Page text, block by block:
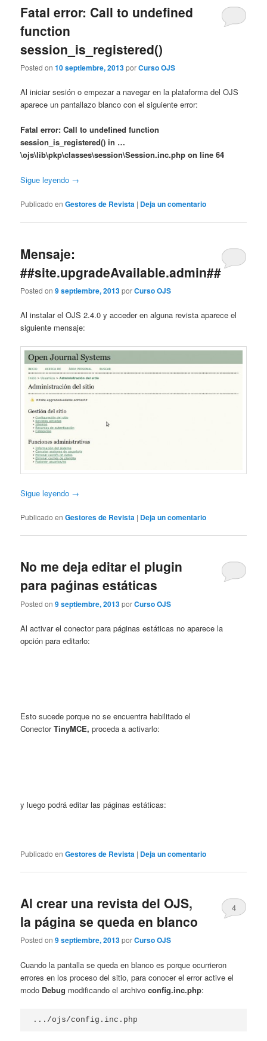
Fatal error: Call to undefined
function
session_is_registered()
Posted on10 septiembre, 2013porCurso OJS
Al iniciar sesión o empezar a navegar en la plataforma del OJS
aparece un pantallazo blanco con el siguiente error:
Fatal error: Call to undefined function
session_is_registered() in …
\ojs\lib\pkp\classes\session\Session.inc.php on line 64
Sigue leyendo →
Publicado en Gestores de Revista | Deja un comentario
Mensaje:
##site.upgradeAvailable.admin##
Posted on9 septiembre, 2013porCurso OJS
Al instalar el OJS 2.4.0 y acceder en alguna revista aparece el
siguiente mensaje:
Sigue leyendo →
Publicado en Gestores de Revista | Deja un comentario
No me deja editar el plugin
para paǵinas estáticas
Posted on9 septiembre, 2013porCurso OJS
Al activar el conector para páginas estáticas no aparece la
opción para editarlo:
Esto sucede porque no se encuentra habilitado el
ConectorTinyMCE,proceda a activarlo:
y luego podrá editar las páginas estáticas:
Publicado en Gestores de Revista | Deja un comentario
Al crear una revista del OJS,
la página se queda en blanco
Posted on9 septiembre, 2013porCurso OJS
4
Cuando la pantalla se queda en blanco es porque ocurrieron
errores en los proceso del sitio, para conocer el error active el
modo Debug modificando el archivoconfig.inc.php:
.../ojs/config.inc.php